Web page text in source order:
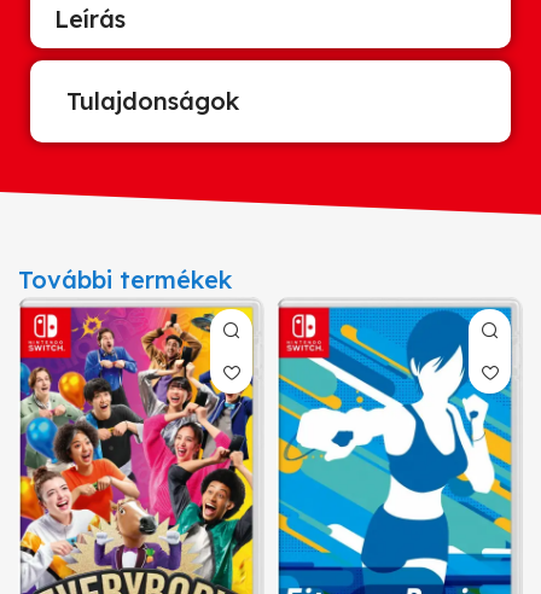
Leírás
Tulajdonságok
További termékek